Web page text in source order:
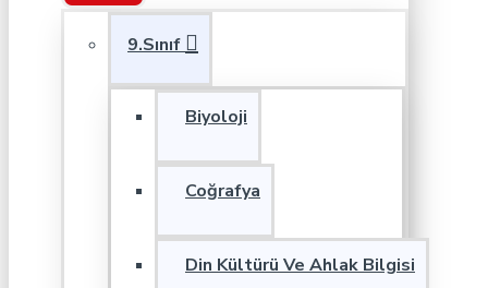
9.Sınıf
Biyoloji
Coğrafya
Din Kültürü Ve Ahlak Bilgisi